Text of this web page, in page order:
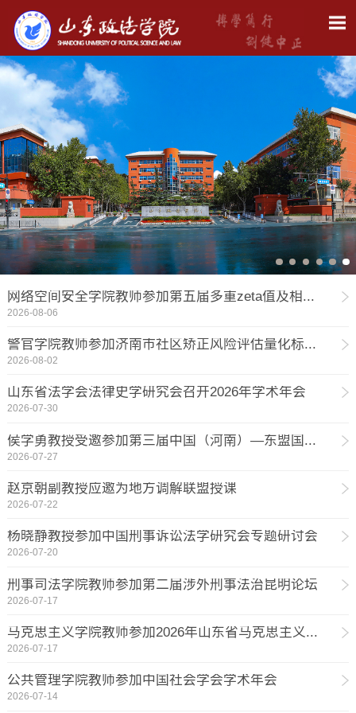
网络空间安全学院教师参加第五届多重zeta值及相...
2026-08-06
警官学院教师参加济南市社区矫正风险评估量化标...
2026-08-02
山东省法学会法律史学研究会召开2026年学术年会
2026-07-30
侯学勇教授受邀参加第三届中国（河南）—东盟国...
2026-07-27
赵京朝副教授应邀为地方调解联盟授课
2026-07-22
杨晓静教授参加中国刑事诉讼法学研究会专题研讨会
2026-07-20
刑事司法学院教师参加第二届涉外刑事法治昆明论坛
2026-07-17
马克思主义学院教师参加2026年山东省马克思主义...
2026-07-17
公共管理学院教师参加中国社会学会学术年会
2026-07-14